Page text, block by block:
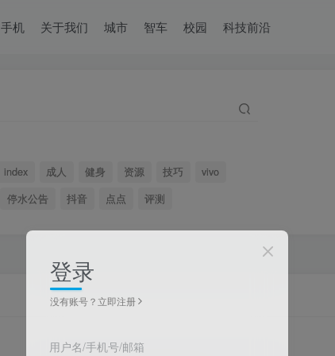
手机 关于我们 城市 智车 校园 科技前沿
index 成人 健身 资源 技巧
vivo
停水公告 抖音 点点 评测
登录
没有账号？立即注册
用户名/手机号/邮箱